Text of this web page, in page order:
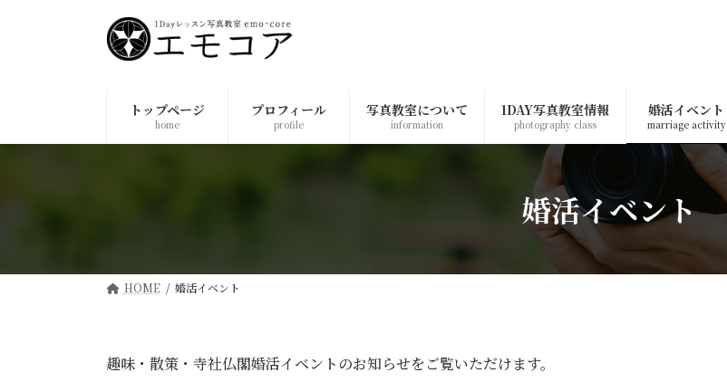
トップページ
home
プロフィール
profile
写真教室について
information
1DAY写真教室情報
photography class
婚活イベント
marriage activity
婚活イベント
HOME 婚活イベント
趣味・散策・寺社仏閣婚活イベントのお知らせをご覧いただけます。